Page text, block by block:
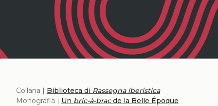
Collana | Biblioteca di Rassegna iberistica
Monografia | Un bric-à-bracde la Belle Époque